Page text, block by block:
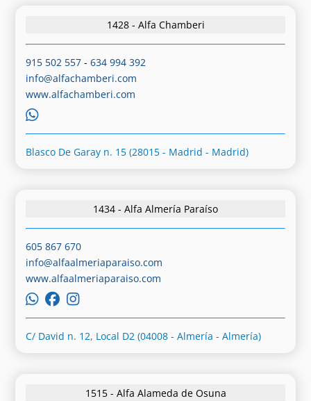
1428 - Alfa Chamberi
915 502 557 -634 994 392
info@alfachamberi.com
www.alfachamberi.com
Blasco De Garay n. 15 (28015 - Madrid - Madrid)
1434 - Alfa Almería Paraíso
605 867 670
info@alfaalmeriaparaiso.com
www.alfaalmeriaparaiso.com
C/ David n. 12, Local D2 (04008 - Almería - Almería)
1515 - Alfa Alameda de Osuna